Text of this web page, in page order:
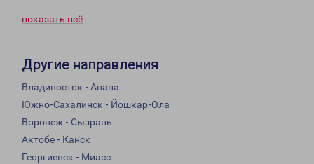
показать всё
Другие направления
Владивосток - Анапа
Южно-Сахалинск - Йошкар-Ола
Воронеж - Сызрань
Актобе - Канск
Георгиевск - Миасс